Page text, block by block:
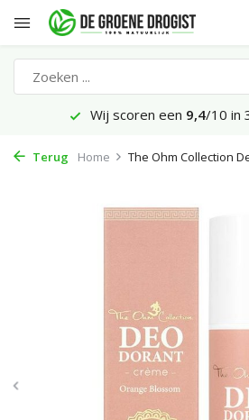
Vandaag
Terug Home The Ohm Collection